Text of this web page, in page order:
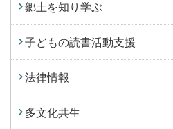
郷土を知り学ぶ
子どもの読書活動支援
法律情報
多文化共生